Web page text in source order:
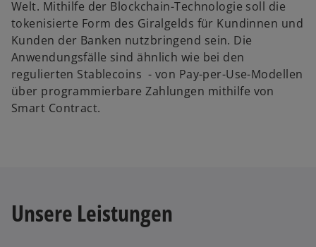
Welt. Mithilfe der Blockchain-Technologie soll die
tokenisierte Form des Giralgelds für Kundinnen und
Kunden der Banken nutzbringend sein. Die
Anwendungsfälle sind ähnlich wie bei den
regulierten Stablecoins - von Pay-per-Use-Modellen
über programmierbare Zahlungen mithilfe von
Smart Contract.
Unsere Leistungen